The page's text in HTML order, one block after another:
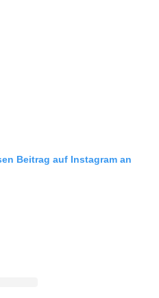
Beitrag auf Instagram an